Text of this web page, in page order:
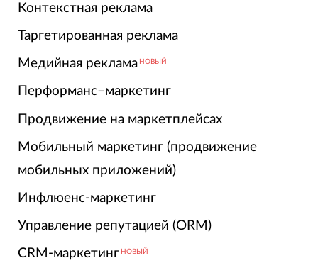
Контекстная реклама
Таргетированная реклама
Медийная реклама НОВЫЙ
Перформанс–маркетинг
Продвижение на маркетплейсах
Мобильный маркетинг (продвижение
мобильных приложений)
Инфлюенс-маркетинг
Управление репутацией (ORM)
CRM-маркетинг НОВЫЙ